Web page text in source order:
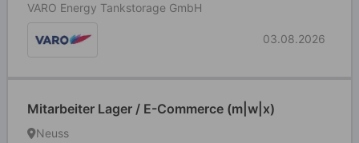
VARO Energy Tankstorage GmbH
03.08.2026
Mitarbeiter Lager / E-Commerce (m|w|x)
Neuss